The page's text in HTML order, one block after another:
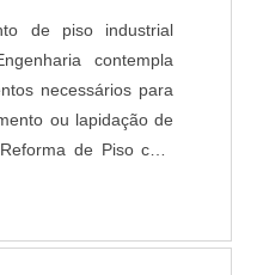
desempenho (Piso
rol de atividades, a
e lábios poliméricos
em projetos de
de carga.
de piso industrial
contempla
necessários para
ou lapidação de
fadigado devido ao
manchas ou